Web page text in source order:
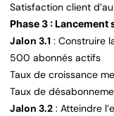
Satisfaction client
Phase 3 :
Jalon 3.1 : Construire
500 abonnés actifs
Taux de croissance
Taux de
Jalon 3.2 : Atteindre